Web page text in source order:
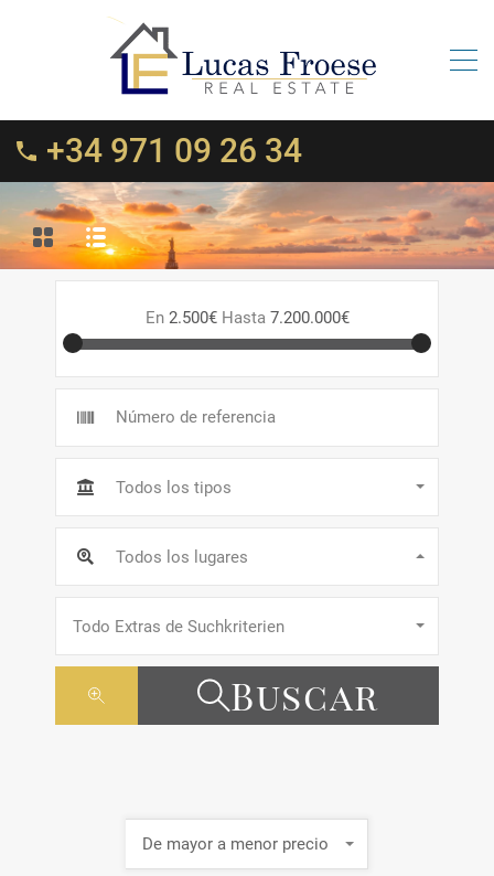
+34 971 09 26 34
En 2.500€ Hasta 7.200.000€
Todos los tipos
Todos los lugares
Todo Extras de Suchkriterien
Buscar
De mayor a menor precio